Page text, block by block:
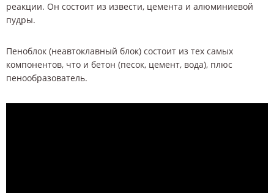
реакции. Он состоит из извести, цемента и алюминиевой
пудры.
Пеноблок (неавтоклавный блок) состоит из тех самых
компонентов, что и бетон (песок, цемент, вода), плюс
пенообразователь.